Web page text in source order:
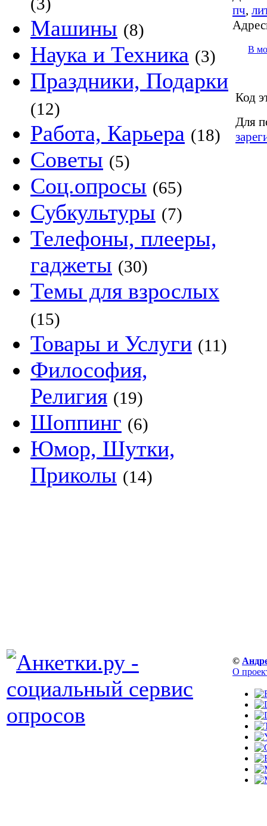
Машины (8)
Наука и Техника (3)
Праздники, Подарки
(12)
Работа, Карьера (18)
Советы (5)
Соц.опросы (65)
Субкультуры (7)
Телефоны, плееры,
гаджеты (30)
Темы для взрослых
(15)
Товары и Услуги (11)
Философия,
Религия (19)
Шоппинг (6)
Юмор, Шутки,
Приколы (14)
пч,
В
Код
Для
©
О